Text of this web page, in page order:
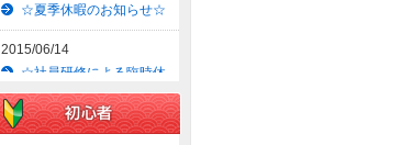
☆夏季休暇のお知らせ☆
2015/06/14
☆社員研修による臨時休
業のお知らせ☆
2015/06/09